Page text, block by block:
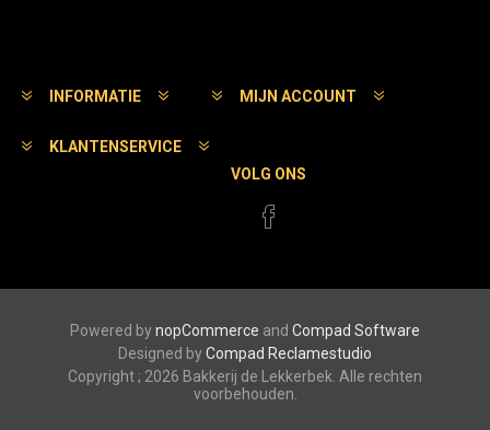
INFORMATIE MIJN ACCOUNT
KLANTENSERVICE
VOLG ONS
Powered bynopCommerce and Compad Software
Designed byCompad Reclamestudio
Copyright ; 2026 Bakkerij de Lekkerbek. Alle rechten
voorbehouden.